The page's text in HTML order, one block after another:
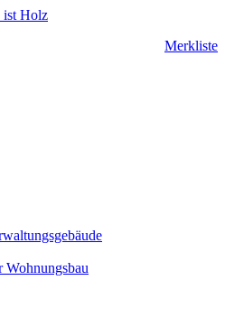
Merkliste
Wohnungsbau